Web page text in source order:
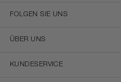
FOLGEN SIE UNS
ÜBER UNS
KUNDESERVICE